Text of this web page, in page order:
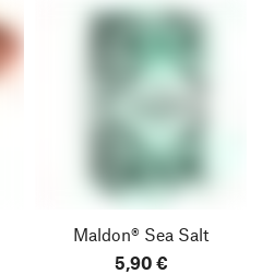
Maldon® Sea Salt
5,90 €